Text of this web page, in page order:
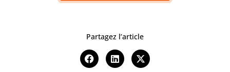
Partagez l’article